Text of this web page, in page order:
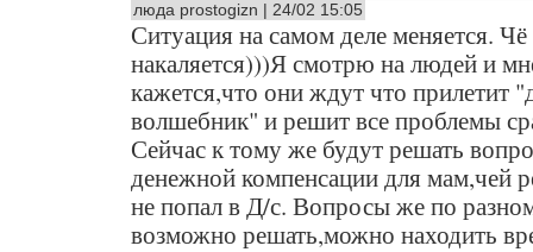
люда prostogizn | 24/02 15:05
Ситуация на самом деле меняется. Чё
накаляется)))Я смотрю на людей и
кажется,что они ждут что прилетит
волшебник" и решит все проблемы
Сейчас к тому же будут решать
денежной компенсации для мам,чей
не попал в Д/с. Вопросы же по
возможно решать,можно находить